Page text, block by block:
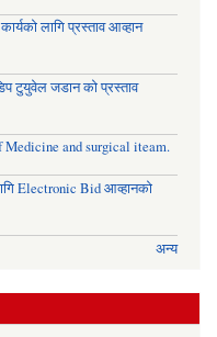
लागि प्रस्ताव आव्हान
टुयुवेल जडान को प्रस्ताव
Medicine and surgical iteam.
Electronic Bid आव्हानको
अन्य